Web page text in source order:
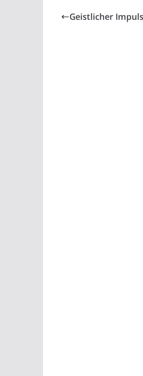
Geistlicher